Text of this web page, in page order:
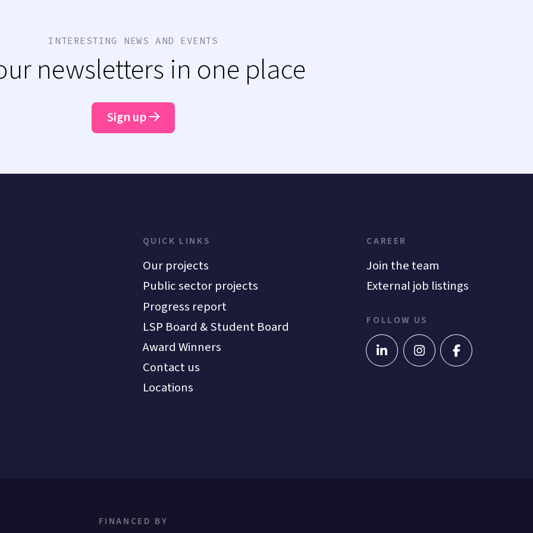
INTERESTING NEWS AND EVENTS
newsletters in one place
Sign up
QUICK LINKS
Our projects
Public sector projects
Progress report
LSP Board & Student Board
Award Winners
Contact us
Locations
CAREER
Join the team
External job listings
FOLLOW US
FINANCED BY